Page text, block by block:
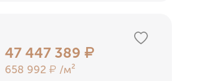
47 447 389 ₽
658 992 ₽ /м²